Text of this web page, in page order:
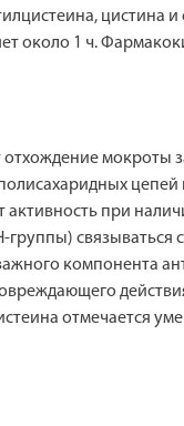
цистина
около 1 ч.
мокроты
цепей
при
группы) связываться
компонента
отмечается